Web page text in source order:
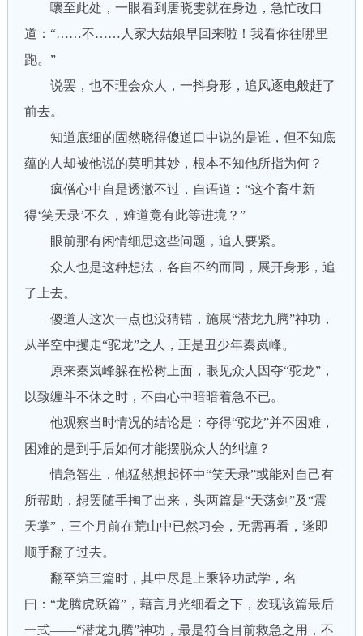
嚷至此处，一眼看到唐晓雯就在身边，急忙改口
道：“……不……人家大姑娘早回来啦！我看你往哪里
跑。”
说罢，也不理会众人，一抖身形，追风逐电般赶了
前去。
知道底细的固然晓得傻道口中说的是谁，但不知底
蕴的人却被他说的莫明其妙，根本不知他所指为何？
疯僧心中自是透澈不过，自语道：“这个畜生新
得‘笑天录’不久，难道竟有此等进境？”
眼前那有闲情细思这些问题，追人要紧。
众人也是这种想法，各自不约而同，展开身形，追
了上去。
傻道人这次一点也没猜错，施展“潜龙九腾”神功，
从半空中攫走“驼龙”之人，正是丑少年秦岚峰。
原来秦岚峰躲在松树上面，眼见众人因夺“驼龙”，
以致缠斗不休之时，不由心中暗暗着急不已。
他观察当时情况的结论是：夺得“驼龙”并不困难，
困难的是到手后如何才能摆脱众人的纠缠？
情急智生，他猛然想起怀中“笑天录”或能对自己有
所帮助，想罢随手掏了出来，头两篇是“天荡剑”及“震
天掌”，三个月前在荒山中已然习会，无需再看，遂即
顺手翻了过去。
翻至第三篇时，其中尽是上乘轻功武学，名
曰：“龙腾虎跃篇”，藉言月光细看之下，发现该篇最后
一式——“潜龙九腾”神功，最是符合目前救急之用，不